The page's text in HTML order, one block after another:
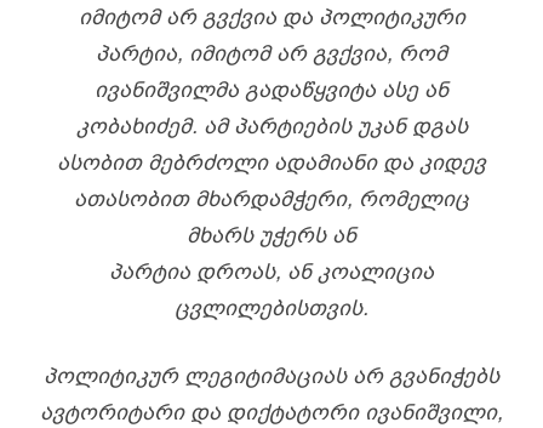
ᲘᲛᲘᲢᲝᲛ ᲐᲠ ᲒᲕᲥᲕᲘᲐ ᲓᲐ ᲞᲝᲚᲘᲢᲘᲙᲣᲠᲘ
ᲞᲐᲠᲢᲘᲐ, ᲘᲛᲘᲢᲝᲛ ᲐᲠ ᲒᲕᲥᲕᲘᲐ, ᲠᲝᲛ
ᲘᲕᲐᲜᲘᲨᲕᲘᲚᲛᲐ ᲒᲐᲓᲐᲬᲧᲕᲘᲢᲐ ᲐᲡᲔ ᲐᲜ
ᲙᲝᲑᲐᲮᲘᲫᲔᲛ. ᲐᲛ ᲞᲐᲠᲢᲘᲔᲑᲘᲡ ᲣᲙᲐᲜ ᲓᲒᲐᲡ
ᲐᲡᲝᲑᲘᲗ ᲛᲔᲑᲠᲫᲝᲚᲘ ᲐᲓᲐᲛᲘᲐᲜᲘ ᲓᲐ ᲙᲘᲓᲔᲕ
ᲐᲗᲐᲡᲝᲑᲘᲗ ᲛᲮᲐᲠᲓᲐᲛᲭᲔᲠᲘ, ᲠᲝᲛᲔᲚᲘᲪ
ᲛᲮᲐᲠᲡ ᲣᲭᲔᲠᲡ ᲐᲜ
ᲞᲐᲠᲢᲘᲐ ᲓᲠᲝᲐᲡ, ᲐᲜᲙᲝᲐᲚᲘᲪᲘᲐ
ᲪᲕᲚᲘᲚᲔᲑᲘᲡᲗᲕᲘᲡ.
ᲞᲝᲚᲘᲢᲘᲙᲣᲠ ᲚᲔᲒᲘᲢᲘᲛᲐᲪᲘᲐᲡ ᲐᲠ ᲒᲕᲐᲜᲘᲭᲔᲑᲡ
ᲐᲕᲢᲝᲠᲘᲢᲐᲠᲘ ᲓᲐ ᲓᲘᲥᲢᲐᲢᲝᲠᲘ ᲘᲕᲐᲜᲘᲨᲕᲘᲚᲘ,